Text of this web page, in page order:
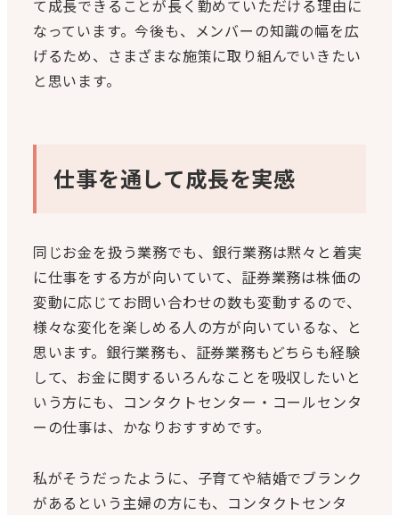
て成長できることが長く勤めていただける理由に
なっています。今後も、メンバーの知識の幅を広
げるため、さまざまな施策に取り組んでいきたい
と思います。
仕事を通して成長を実感
同じお金を扱う業務でも、銀行業務は黙々と着実
に仕事をする方が向いていて、証券業務は株価の
変動に応じてお問い合わせの数も変動するので、
様々な変化を楽しめる人の方が向いているな、と
思います。銀行業務も、証券業務もどちらも経験
して、お金に関するいろんなことを吸収したいと
いう方にも、コンタクトセンター・コールセンタ
ーの仕事は、かなりおすすめです。
私がそうだったように、子育てや結婚でブランク
があるという主婦の方にも、コンタクトセンタ